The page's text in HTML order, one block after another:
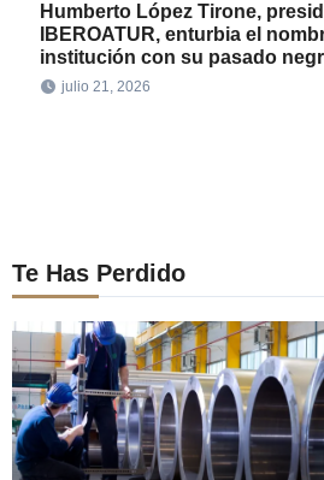
Humberto López Tirone,
IBEROATUR, enturbia el
institución con su pasado
julio 21, 2026
Te Has Perdido